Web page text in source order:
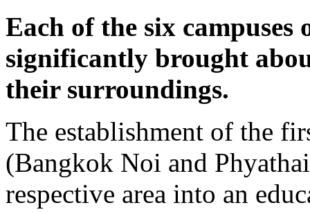
Each of the six
significantly brought
their surroundings.
The establishment of the
(Bangkok Noi and
respective area into an